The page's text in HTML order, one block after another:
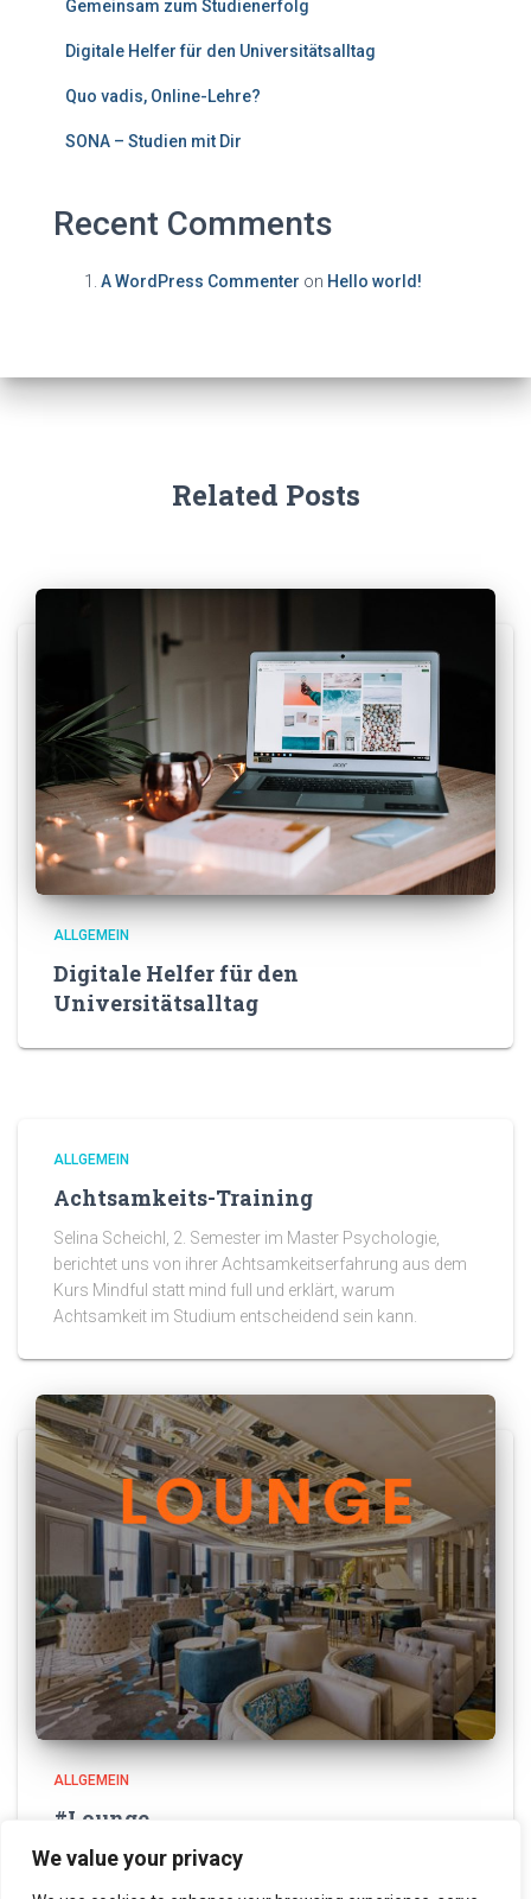
We value your privacy
Gemeinsam zum Studienerfolg
Digitale Helfer für den Universitätsalltag
Quo vadis, Online-Lehre?
SONA – Studien mit Dir
Recent Comments
A WordPress Commenter on Hello world!
Related Posts
ALLGEMEIN
Digitale Helfer für den
Universitätsalltag
ALLGEMEIN
Achtsamkeits-Training
Selina Scheichl, 2. Semester im Master Psychologie,
berichtet uns von ihrer Achtsamkeitserfahrung aus dem
Kurs Mindful statt mind full und erklärt, warum
Achtsamkeit im Studium entscheidend sein kann.
ALLGEMEIN
#Lounge